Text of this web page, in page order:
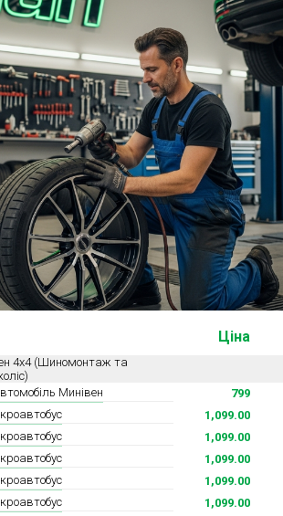
Зчеплення
Шиномонтаж
Двигун
Заміна Ременей
Ціна
4х4 (Шиномонтаж та
Минівен
799
1,099.00
1,099.00
1,099.00
1,099.00
1,099.00